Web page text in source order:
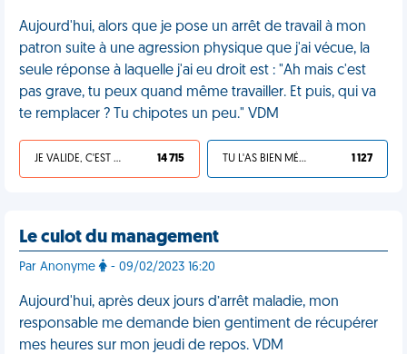
Aujourd'hui, alors que je pose un arrêt de travail à mon
patron suite à une agression physique que j'ai vécue, la
seule réponse à laquelle j'ai eu droit est : "Ah mais c'est
pas grave, tu peux quand même travailler. Et puis, qui va
te remplacer ? Tu chipotes un peu." VDM
JE VALIDE, C'EST UNE VDM 14 715 TU L'AS BIEN MÉRITÉ 1 127
Le culot du management
Par Anonyme - 09/02/2023 16:20
Aujourd'hui, après deux jours d’arrêt maladie, mon
responsable me demande bien gentiment de récupérer
mes heures sur mon jeudi de repos. VDM